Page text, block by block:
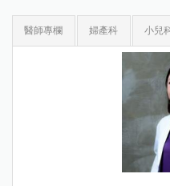
醫師專欄 婦產科 小兒